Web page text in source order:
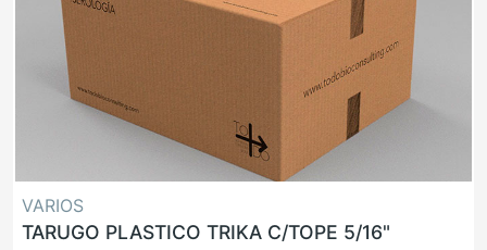
VARIOS
TARUGO PLASTICO TRIKA C/TOPE 5/16"